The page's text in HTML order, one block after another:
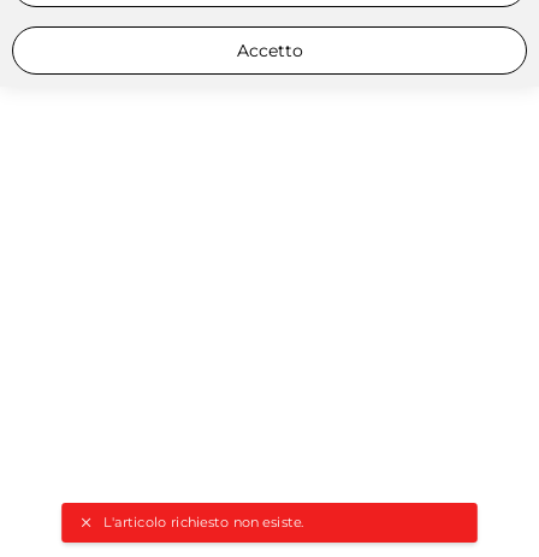
L'articolo richiesto non esiste.
Accetto